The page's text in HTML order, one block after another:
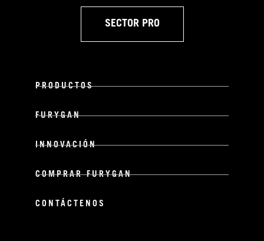
SECTOR PRO
PRODUCTOS
FURYGAN
INNOVACIÓN
COMPRAR FURYGAN
CONTÁCTENOS